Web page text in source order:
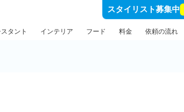
スタイリスト募集中
タント インテリア フード 料金 依頼の流れ